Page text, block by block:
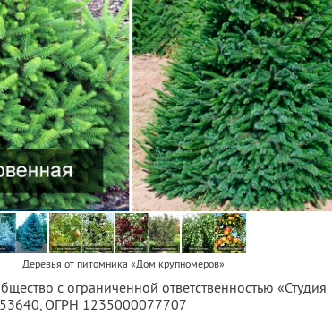
Деревья от питомника «Дом крупномеров»
с ограниченной ответственностью «Студия
, ОГРН 1235000077707